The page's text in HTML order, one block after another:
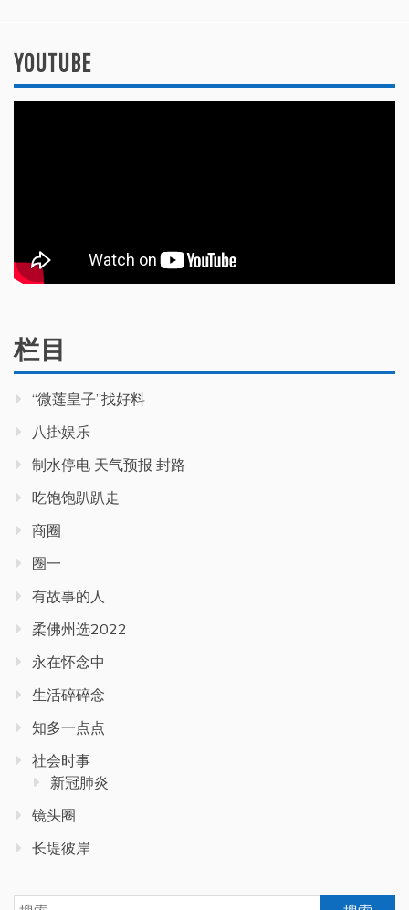
YOUTUBE
栏目
“微莲皇子”找好料
八掛娱乐
制水停电 天气预报 封路
吃饱饱趴趴走
商圈
圈一
有故事的人
柔佛州选2022
永在怀念中
生活碎碎念
知多一点点
社会时事
新冠肺炎
镜头圈
长堤彼岸